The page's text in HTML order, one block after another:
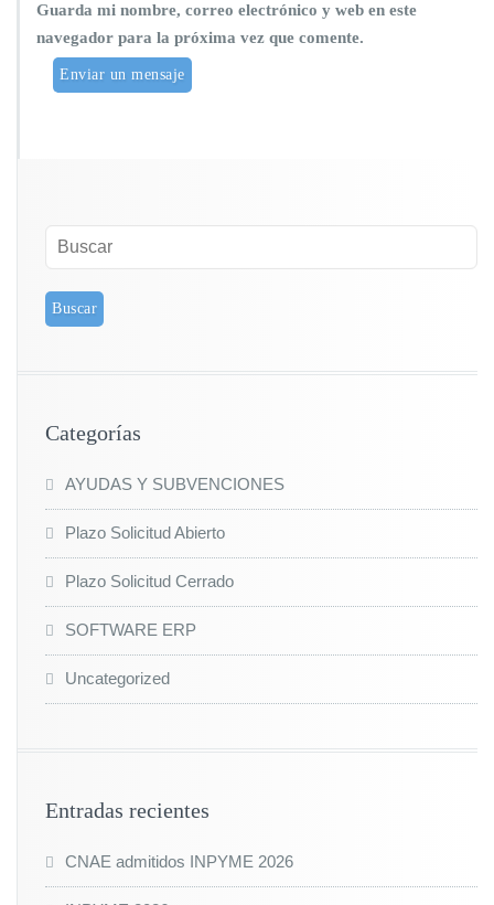
Guarda mi nombre, correo electrónico y web en este
navegador para la próxima vez que comente.
Categorías
AYUDAS Y SUBVENCIONES
Plazo Solicitud Abierto
Plazo Solicitud Cerrado
SOFTWARE ERP
Uncategorized
Entradas recientes
CNAE admitidos INPYME 2026